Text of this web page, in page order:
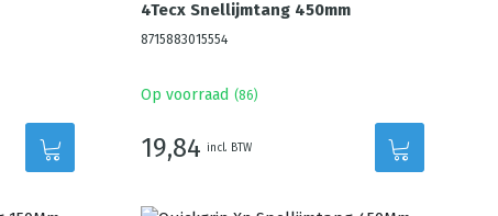
4Tecx Snellijmtang 450mm
8715883015554
Op voorraad (86)
19,84 incl. BTW